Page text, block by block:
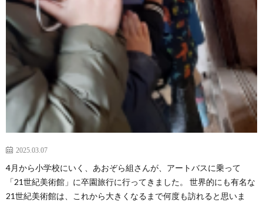
2025.03.07
4月から小学校にいく、あおぞら組さんが、アートバスに乗って
「21世紀美術館」に卒園旅行に行ってきました。 世界的にも有名な
21世紀美術館は、これから大きくなるまで何度も訪れると思いま